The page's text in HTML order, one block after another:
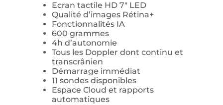
Ecran tactile HD 7″ LED
Qualité d’images Rétina+
Fonctionnalités IA
600 grammes
4h d’autonomie
Tous les Doppler dont continu et
transcrânien
Démarrage immédiat
11 sondes disponibles
Espace Cloud et rapports
automatiques